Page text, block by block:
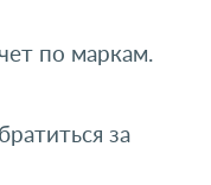
по маркам.
за